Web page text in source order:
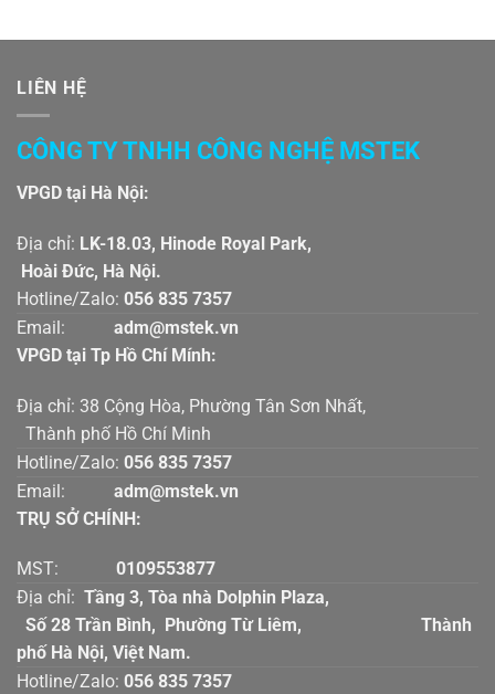
LIÊN HỆ
CÔNG TY TNHH CÔNG NGHỆ MSTEK
VPGD tại Hà Nội:
Địa chỉ: LK-18.03, Hinode Royal Park,
Hoài Đức, Hà Nội.
Hotline/Zalo: 056 835 7357
Email:
adm@mstek.vn
VPGD tại Tp Hồ Chí Mính:
Địa chỉ: 38 Cộng Hòa, Phường Tân Sơn Nhất,
Thành phố Hồ Chí Minh
Hotline/Zalo: 056 835 7357
Email:
adm@mstek.vn
TRỤ SỞ CHÍNH:
MST: 0109553877
Địa chỉ: Tầng 3, Tòa nhà Dolphin Plaza,
Số 28 Trần Bình, Phường Từ Liêm, Thành
phố Hà Nội, Việt Nam.
Hotline/Zalo: 056 835 7357